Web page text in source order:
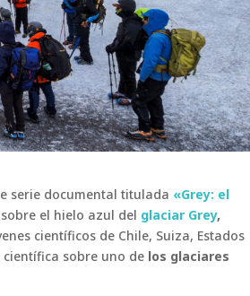
serie documental titulada «Grey: el
el hielo azul del glaciar Grey,
científicos de Chile, Suiza, Estados
científica sobre uno de los glaciares